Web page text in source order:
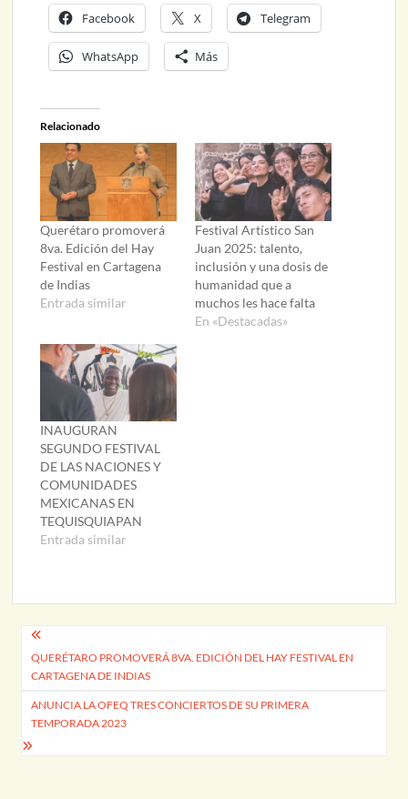
Facebook X Telegram
WhatsApp Más
Relacionado
Querétaro promoverá
8va. Edición del Hay
Festival en Cartagena
de Indias
Entrada similar
Festival Artístico San
Juan 2025: talento,
inclusión y una dosis de
humanidad que a
muchos les hace falta
En «Destacadas»
INAUGURAN
SEGUNDO FESTIVAL
DE LAS NACIONES Y
COMUNIDADES
MEXICANAS EN
TEQUISQUIAPAN
Entrada similar
Navegación
de
entradas
QUERÉTARO PROMOVERÁ 8VA. EDICIÓN DEL HAY FESTIVAL EN
CARTAGENA DE INDIAS
ANUNCIA LA OFEQ TRES CONCIERTOS DE SU PRIMERA
TEMPORADA 2023